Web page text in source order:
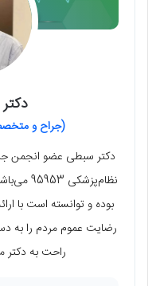
(جراح و
دکتر سبطی عضو انجمن
بوده و توانسته است با
رضایت عموم مردم را به
راحت به